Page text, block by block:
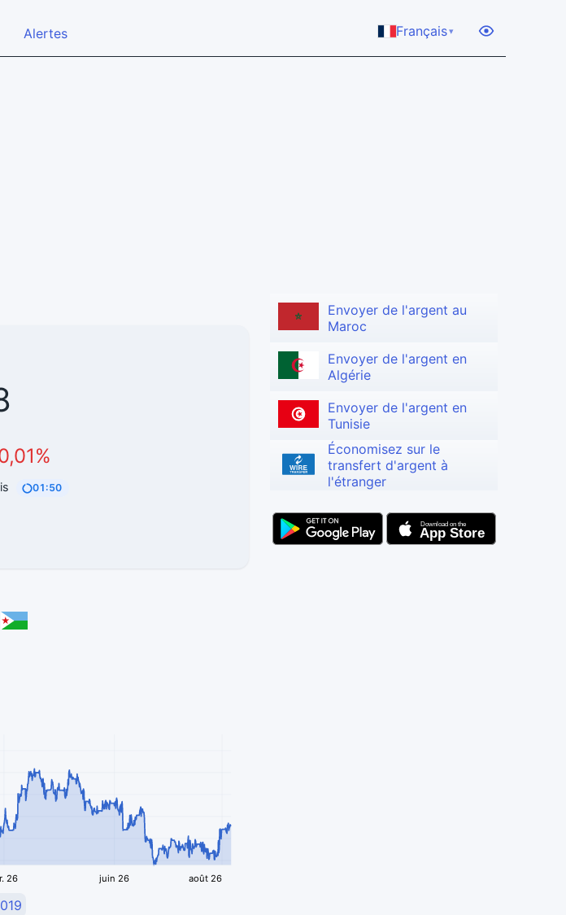
Alertes Français▾
01:49
26 juin 26 août 26
Envoyer de l'argent au
Maroc
Envoyer de l'argent en
Algérie
Envoyer de l'argent en
Tunisie
Économisez sur le
transfert d'argent à
l'étranger